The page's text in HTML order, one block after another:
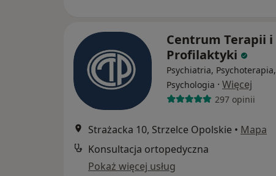
Centrum Terapii i
Profilaktyki
Psychiatria, Psychoterapia,
Psychologia · Więcej
297 opinii
Strażacka 10, Strzelce Opolskie • Mapa
Konsultacja ortopedyczna
Pokaż więcej usług